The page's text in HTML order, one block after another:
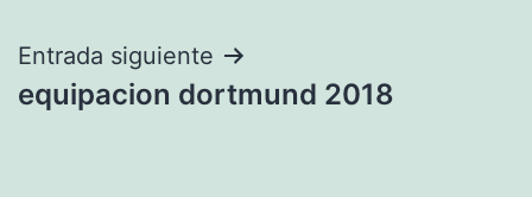
Entrada siguiente
equipacion dortmund 2018